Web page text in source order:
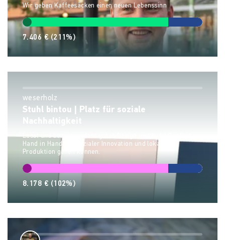
Wir geben Kaffeesäcken einen neuen Lebenssinn
7.406 €(211%)
weserholz
Stuhl bintou | Platz für soziale
Nachhaltigkeit
Lasst uns beweisen, dass gutes Design und hohe Qualität
Hand in Hand mit sozialer Innovation und lokaler
Produktion gehen können.
8.178 € (102%)